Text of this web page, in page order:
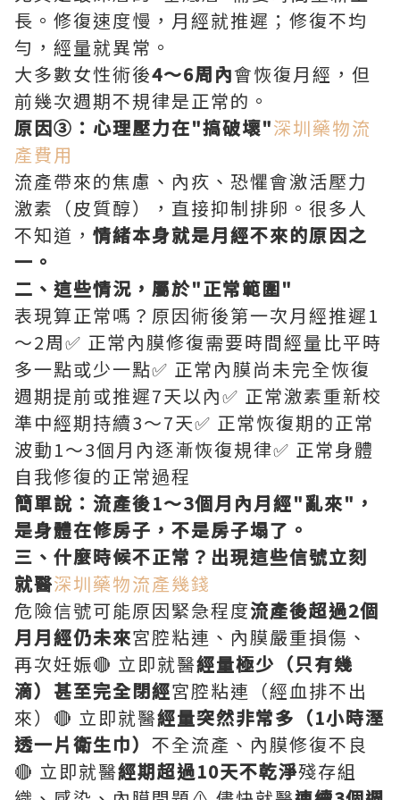
長。修復速度慢，月經就推遲；修復不均
勻，經量就異常。
大多數女性術後4～6周內會恢復月經，但
前幾次週期不規律是正常的。
原因③：心理壓力在"搞破壞"深圳藥物流
產費用
流產帶來的焦慮、內疚、恐懼會激活壓力
激素（皮質醇），直接抑制排卵。很多人
不知道， 情緒本身就是月經不來的原因之
一。
二、這些情況，屬於"正常範圍"
表現算正常嗎？原因術後第一次月經推遲1
～2周✅ 正常內膜修復需要時間經量比平時
多一點或少一點✅ 正常內膜尚未完全恢復
週期提前或推遲7天以內✅ 正常激素重新校
準中經期持續3～7天✅ 正常恢復期的正常
波動1～3個月內逐漸恢復規律✅ 正常身體
自我修復的正常過程
簡單說：流產後1～3個月內月經"亂來"，
是身體在修房子，不是房子塌了。
三、什麼時候不正常？出現這些信號立刻
就醫深圳藥物流產幾錢
危險信號可能原因緊急程度流產後超過2個
月月經仍未來宮腔粘連、內膜嚴重損傷、
再次妊娠🔴 立即就醫經量極少（只有幾
滴）甚至完全閉經宮腔粘連（經血排不出
來）🔴 立即就醫經量突然非常多（1小時溼
透一片衛生巾） 不全流產、內膜修復不良
🔴 立即就醫經期超過10天不乾淨殘存組